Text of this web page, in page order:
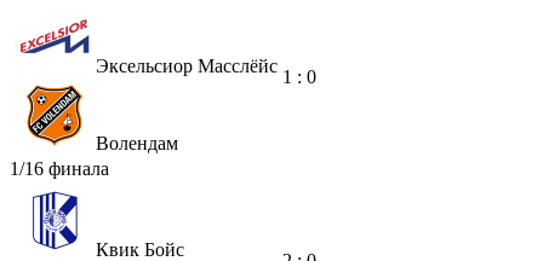
Эксельсиор Масслёйс
Волендам
1 : 0
1/16 финала
Квик Бойс